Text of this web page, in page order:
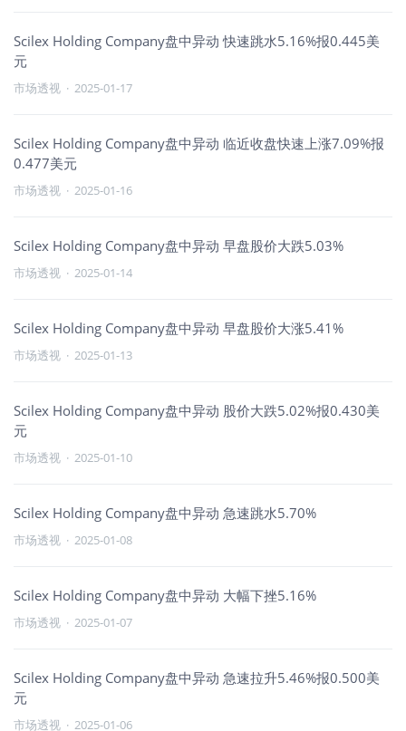
Scilex Holding Company盘中异动 快速跳水5.16%报0.445美
元
市场透视 · 2025-01-17
Scilex Holding Company盘中异动 临近收盘快速上涨7.09%报
0.477美元
市场透视 · 2025-01-16
Scilex Holding Company盘中异动 早盘股价大跌5.03%
市场透视 · 2025-01-14
Scilex Holding Company盘中异动 早盘股价大涨5.41%
市场透视 · 2025-01-13
Scilex Holding Company盘中异动 股价大跌5.02%报0.430美
元
市场透视 · 2025-01-10
Scilex Holding Company盘中异动 急速跳水5.70%
市场透视 · 2025-01-08
Scilex Holding Company盘中异动 大幅下挫5.16%
市场透视 · 2025-01-07
Scilex Holding Company盘中异动 急速拉升5.46%报0.500美
元
市场透视 · 2025-01-06